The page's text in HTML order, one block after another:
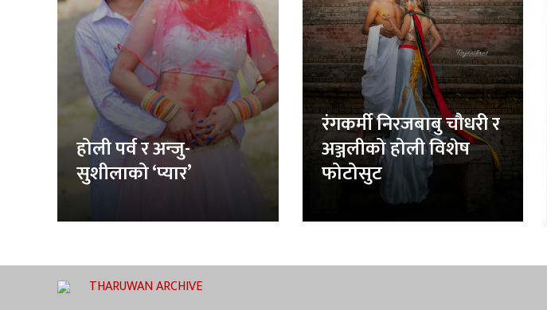
होली पर्व र अन्जु-
सुशीलाको ‘प्यार’
रंगकर्मी निरजबाबु चौधरी र
अञ्जलीको होली विशेष
फोटोसुट
THARUWAN ARCHIVE